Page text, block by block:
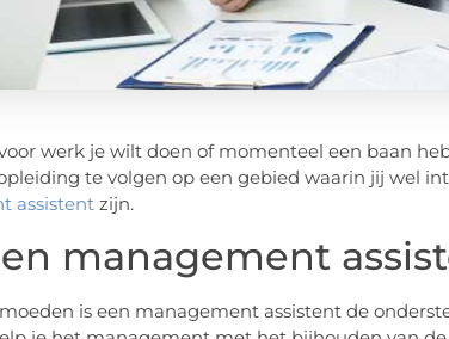
werk je wilt doen of momenteel een baan
te volgen op een gebied waarin jij wel
assistent zijn.
management
is een management assistent de